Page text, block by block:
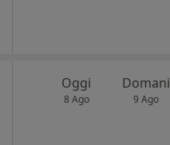
Oggi
8 Ago
Domani
9 Ago